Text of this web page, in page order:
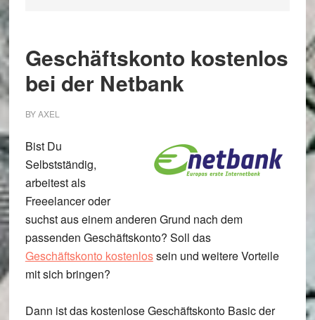
Geschäftskonto kostenlos
bei der Netbank
BYAXEL
Bist Du
Selbstständig,
arbeitest als
Freeelanceroder
suchst aus einem anderen Grund nach dem
passenden Geschäftskonto? Soll das
Geschäftskonto kostenlossein und weitere Vorteile
mit sich bringen?
Dann ist das kostenlose Geschäftskonto Basic der